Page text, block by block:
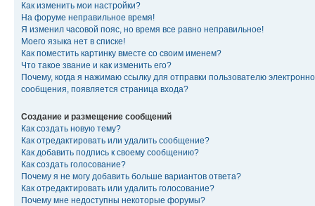
Как изменить мои настройки?
На форуме неправильное время!
Я изменил часовой пояс, но время все равно неправильное!
Моего языка нет в списке!
Как поместить картинку вместе со своим именем?
Что такое звание и как изменить его?
Почему, когда я нажимаю ссылку для отправки пользователю
сообщения, появляется страница входа?
Создание и размещение сообщений
Как создать новую тему?
Как отредактировать или удалить сообщение?
Как добавить подпись к своему сообщению?
Как создать голосование?
Почему я не могу добавить больше вариантов ответа?
Как отредактировать или удалить голосование?
Почему мне недоступны некоторые форумы?